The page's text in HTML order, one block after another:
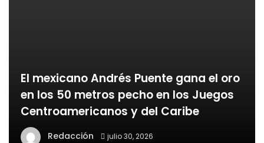
El mexicano Andrés Puente gana el oro
en los 50 metros pecho en los Juegos
Centroamericanos y del Caribe
Redacción julio 30, 2026